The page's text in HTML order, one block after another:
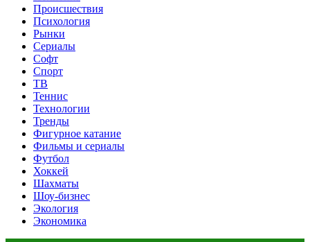
Происшествия
Психология
Рынки
Сериалы
Софт
Спорт
ТВ
Теннис
Технологии
Тренды
Фигурное катание
Фильмы и сериалы
Футбол
Хоккей
Шахматы
Шоу-бизнес
Экология
Экономика